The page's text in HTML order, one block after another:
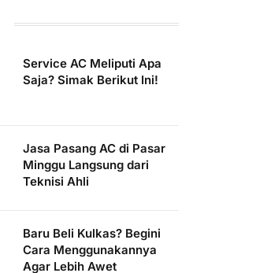
Service AC Meliputi Apa
Saja? Simak Berikut Ini!
Jasa Pasang AC di Pasar
Minggu Langsung dari
Teknisi Ahli
Baru Beli Kulkas? Begini
Cara Menggunakannya
Agar Lebih Awet